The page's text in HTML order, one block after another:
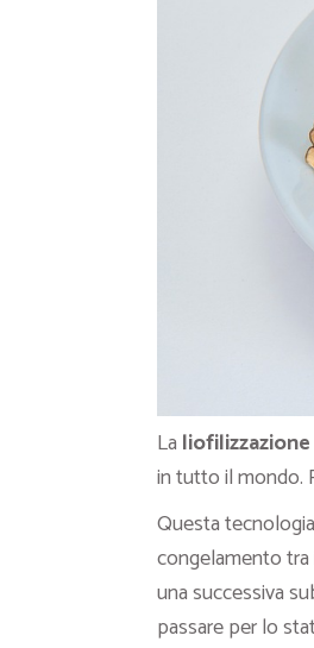
La liofilizzazione
in tutto il mondo.
Questa
congelamento tra
una successiva
passare per lo